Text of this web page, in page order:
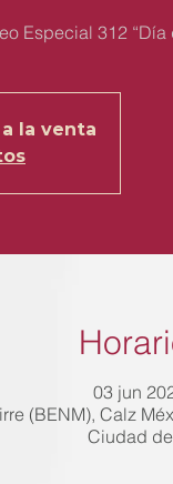
Especial 312 “Día
la venta
03 jun
(BENM), Calz
Ciudad